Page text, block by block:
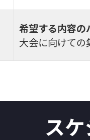
希望する内容の
大会に向けての
ス